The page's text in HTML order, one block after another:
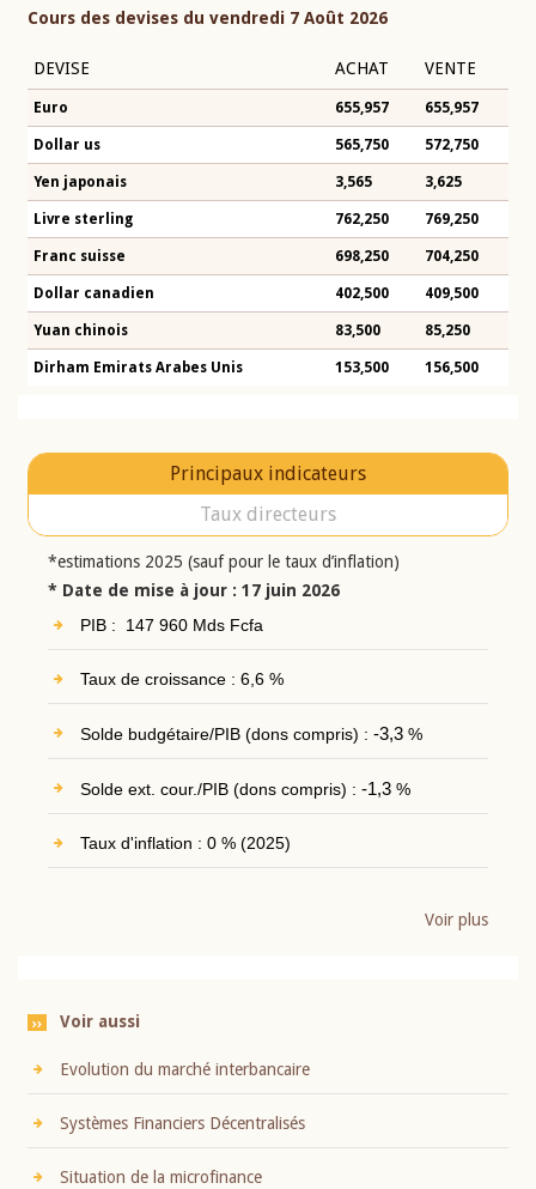
Cours des devises du vendredi 7 Août 2026
DEVISE ACHAT VENTE
Euro 655,957 655,957
Dollar us 565,750 572,750
Yen japonais 3,565 3,625
Livre sterling 762,250 769,250
Franc suisse 698,250 704,250
Dollar canadien 402,500 409,500
Yuan chinois 83,500 85,250
Dirham Emirats Arabes Unis 153,500 156,500
Principaux indicateurs
Taux directeurs
*estimations 2025 (sauf pour le taux d’inflation)
* Date de mise à jour : 17 juin 2026
PIB : 147 960 Mds Fcfa
Taux de croissance : 6,6 %
Solde budgétaire/PIB (dons compris) : -3,3%
Solde ext. cour./PIB (dons compris) : -1,3%
Taux d'inflation : 0 % (2025)
Voir plus
Voir aussi
Evolution du marché interbancaire
Systèmes Financiers Décentralisés
Situation de la microfinance